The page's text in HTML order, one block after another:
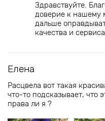
Здравствуйте.
доверие к нашему
дальше
качества и
Елена
Расцвела вот такая
что-то подсказывает, что
права ли я ?